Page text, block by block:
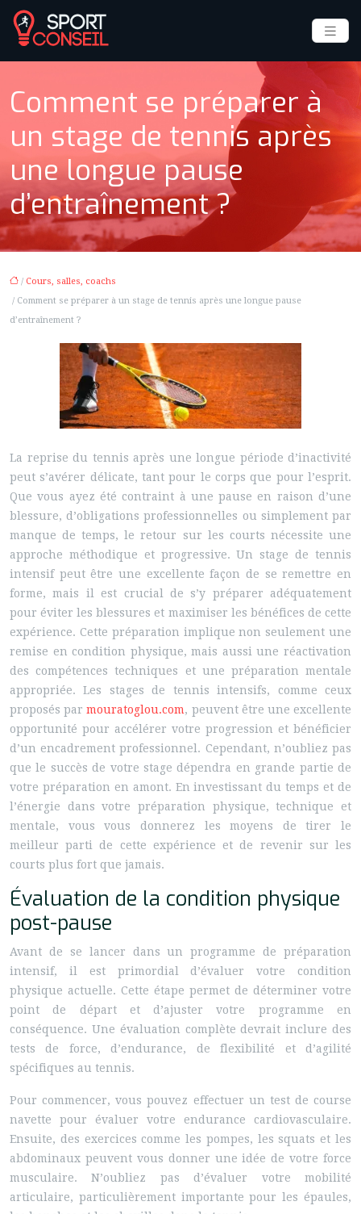
Comment se préparer à
un stage de tennis après
une longue pause
d’entraînement ?
/ Cours, salles, coachs
/ Comment se préparer à un stage de tennis après une longue pause
d’entraînement ?
La reprise du tennis après une longue période d’inactivité
peut s’avérer délicate, tant pour le corps que pour l’esprit.
Que vous ayez été contraint à une pause en raison d’une
blessure, d’obligations professionnelles ou simplement par
manque de temps, le retour sur les courts nécessite une
approche méthodique et progressive. Un stage de tennis
intensif peut être une excellente façon de se remettre en
forme, mais il est crucial de s’y préparer adéquatement
pour éviter les blessures et maximiser les bénéfices de cette
expérience. Cette préparation implique non seulement une
remise en condition physique, mais aussi une réactivation
des compétences techniques et une préparation mentale
appropriée. Les stages de tennis intensifs, comme ceux
proposés parmouratoglou.com, peuvent être une excellente
opportunité pour accélérer votre progression et bénéficier
d’un encadrement professionnel. Cependant, n’oubliez pas
que le succès de votre stage dépendra en grande partie de
votre préparation en amont. En investissant du temps et de
l’énergie dans votre préparation physique, technique et
mentale, vous vous donnerez les moyens de tirer le
meilleur parti de cette expérience et de revenir sur les
courts plus fort que jamais.
Évaluation de la condition physique
post-pause
Avant de se lancer dans un programme de préparation
intensif, il est primordial d’évaluer votre condition
physique actuelle. Cette étape permet de déterminer votre
point de départ et d’ajuster votre programme en
conséquence. Une évaluation complète devrait inclure des
tests de force, d’endurance, de flexibilité et d’agilité
spécifiques au tennis.
Pour commencer, vous pouvez effectuer un test de course
navette pour évaluer votre endurance cardiovasculaire.
Ensuite, des exercices comme les pompes, les squats et les
abdominaux peuvent vous donner une idée de votre force
musculaire. N’oubliez pas d’évaluer votre mobilité
articulaire, particulièrement importante pour les épaules,